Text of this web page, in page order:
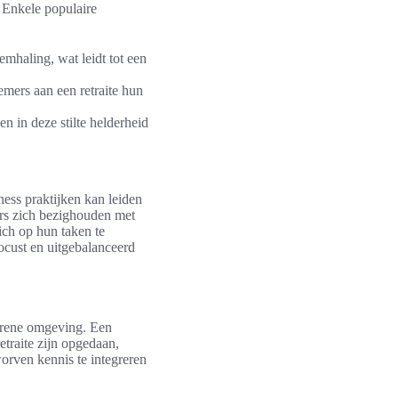
populaire
wat leidt tot een
aan een retraite hun
in deze stilte helderheid
praktijken kan leiden
zich bezighouden met
op hun taken te
en uitgebalanceerd
omgeving. Een
zijn opgedaan,
kennis te integreren